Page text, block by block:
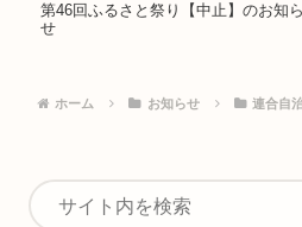
第46回ふるさと祭り【中止】のお知ら
せ
ホーム お知らせ 連合自